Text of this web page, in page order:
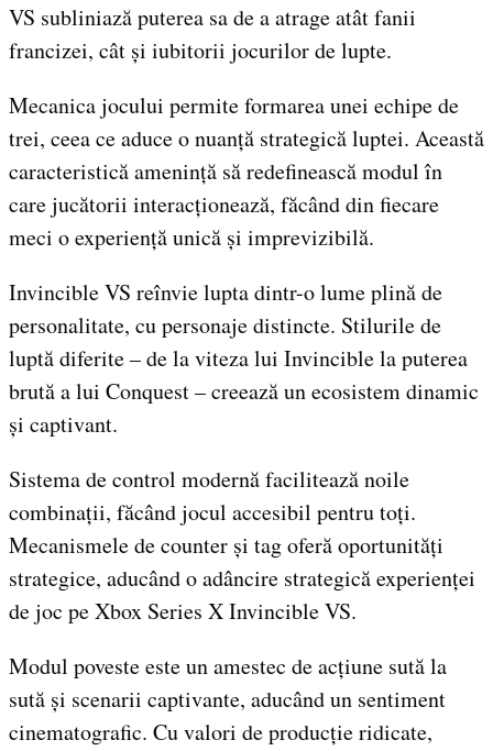
VS subliniază puterea sa de a atrage atât fanii
francizei, cât și iubitorii jocurilor de lupte.
Mecanica jocului permite formarea unei echipe de
trei, ceea ce aduce o nuanță strategică luptei. Această
caracteristică amenință să redefinească modul în
care jucătorii interacționează, făcând din fiecare
meci o experiență unică și imprevizibilă.
Invincible VS reînvie lupta dintr-o lume plină de
personalitate, cu personaje distincte. Stilurile de
luptă diferite – de la viteza lui Invincible la puterea
brută a lui Conquest – creează un ecosistem dinamic
și captivant.
Sistema de control modernă facilitează noile
combinații, făcând jocul accesibil pentru toți.
Mecanismele de counter și tag oferă oportunități
strategice, aducând o adâncire strategică experienței
de joc pe Xbox Series X Invincible VS.
Modul poveste este un amestec de acțiune sută la
sută și scenarii captivante, aducând un sentiment
cinematografic. Cu valori de producție ridicate,